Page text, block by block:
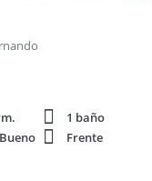
1 baño
Frente